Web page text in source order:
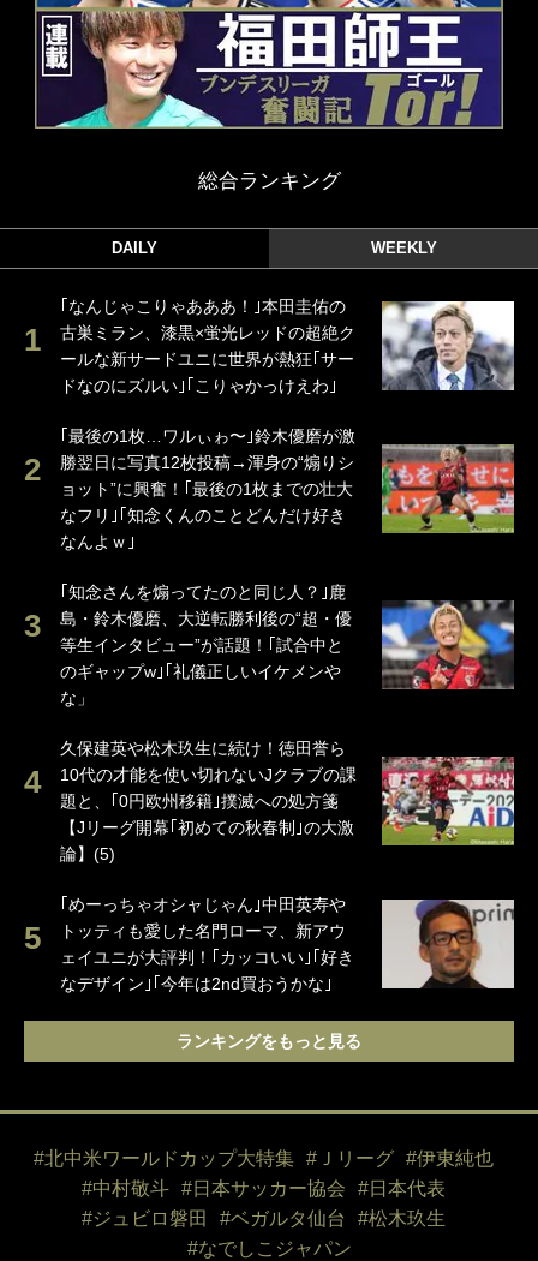
総合ランキング
DAILY WEEKLY
｢なんじゃこりゃあああ！｣本田圭佑の
古巣ミラン、漆黒×蛍光レッドの超絶ク
ールな新サードユニに世界が熱狂｢サー
ドなのにズルい｣｢こりゃかっけえわ｣
｢最後の1枚…ワルぃゎ〜｣鈴木優磨が激
勝翌日に写真12枚投稿→渾身の“煽りシ
ョット”に興奮！｢最後の1枚までの壮大
なフリ｣｢知念くんのことどんだけ好き
なんよｗ｣
｢知念さんを煽ってたのと同じ人？｣鹿
島・鈴木優磨、大逆転勝利後の“超・優
等生インタビュー”が話題！｢試合中と
のギャップw｣｢礼儀正しいイケメンや
な」
久保建英や松木玖生に続け！徳田誉ら
10代の才能を使い切れないJクラブの課
題と、｢0円欧州移籍｣撲滅への処方箋
【Jリーグ開幕｢初めての秋春制｣の大激
論】(5)
｢めーっちゃオシャじゃん｣中田英寿や
トッティも愛した名門ローマ、新アウ
ェイユニが大評判！｢カッコいい｣｢好き
なデザイン｣｢今年は2nd買おうかな｣
ランキングをもっと見る
#北中米ワールドカップ大特集 #Ｊリーグ
#伊東純也
#中村敬斗
#日本サッカー協会
#日本代表
#ジュビロ磐田
#ベガルタ仙台
#松木玖生
#なでしこジャパン